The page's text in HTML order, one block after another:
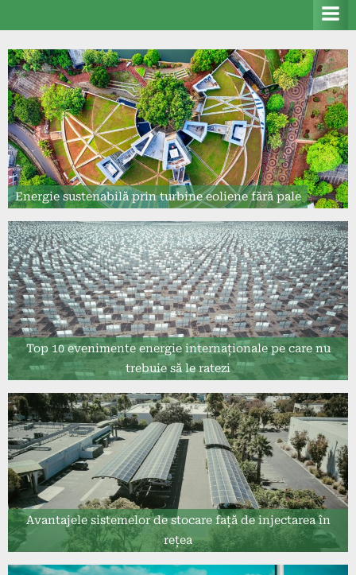
Energie sustenabilă prin turbine eoliene fără pale
Top 10 evenimente energie internaționale pe care nu
trebuie să le ratezi
Avantajele sistemelor de stocare față de injectarea în
rețea